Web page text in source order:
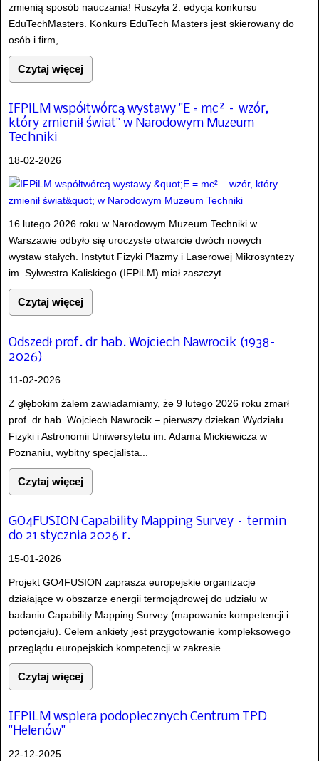
zmienią sposób nauczania! Ruszyła 2. edycja konkursu
EduTechMasters. Konkurs EduTech Masters jest skierowany do
osób i firm,...
Czytaj więcej
IFPiLM współtwórcą wystawy "E = mc² – wzór,
który zmienił świat" w Narodowym Muzeum
Techniki
18-02-2026
16 lutego 2026 roku w Narodowym Muzeum Techniki w
Warszawie odbyło się uroczyste otwarcie dwóch nowych
wystaw stałych. Instytut Fizyki Plazmy i Laserowej Mikrosyntezy
im. Sylwestra Kaliskiego (IFPiLM) miał zaszczyt...
Czytaj więcej
Odszedł prof. dr hab. Wojciech Nawrocik (1938–
2026)
11-02-2026
Z głębokim żalem zawiadamiamy, że 9 lutego 2026 roku zmarł
prof. dr hab. Wojciech Nawrocik – pierwszy dziekan Wydziału
Fizyki i Astronomii Uniwersytetu im. Adama Mickiewicza w
Poznaniu, wybitny specjalista...
Czytaj więcej
GO4FUSION Capability Mapping Survey – termin
do 21 stycznia 2026 r.
15-01-2026
Projekt GO4FUSION zaprasza europejskie organizacje
działające w obszarze energii termojądrowej do udziału w
badaniu Capability Mapping Survey (mapowanie kompetencji i
potencjału). Celem ankiety jest przygotowanie kompleksowego
przeglądu europejskich kompetencji w zakresie...
Czytaj więcej
IFPiLM wspiera podopiecznych Centrum TPD
"Helenów"
22-12-2025